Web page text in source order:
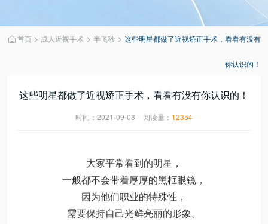
 首页 > 成人近视手术 > 半飞秒 > 这些明星都做了近视矫正手术，看看有没有
你认识的！
这些明星都做了近视矫正手术，看看有没有你认识的！
时间：2021-09-08 阅读量： 12354
大家平常看到的明星，
一般都不会带着厚厚的黑框眼镜，
因为他们职业的特殊性，
需要保持自己光鲜亮丽的形象。